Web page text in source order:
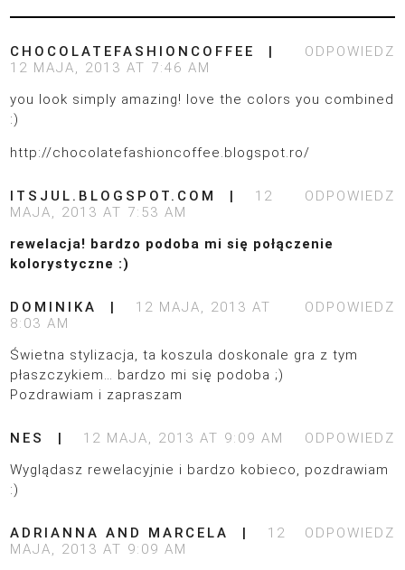
ODPOWIEDZ
CHOCOLATEFASHIONCOFFEE
12 MAJA, 2013 AT 7:46 AM
you look simply amazing! love the colors you combined
:)
http://chocolatefashioncoffee.blogspot.ro/
ODPOWIEDZ
ITSJUL.BLOGSPOT.COM
12
MAJA, 2013 AT 7:53 AM
rewelacja! bardzo podoba mi się połączenie
kolorystyczne :)
ODPOWIEDZ
DOMINIKA
12 MAJA, 2013 AT
8:03 AM
Świetna stylizacja, ta koszula doskonale gra z tym
płaszczykiem… bardzo mi się podoba ;)
Pozdrawiam i zapraszam
ODPOWIEDZ
NES
12 MAJA, 2013 AT 9:09 AM
Wyglądasz rewelacyjnie i bardzo kobieco, pozdrawiam
:)
ODPOWIEDZ
ADRIANNA AND MARCELA
12
MAJA, 2013 AT 9:09 AM